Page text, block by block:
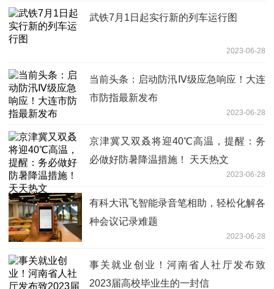
武铁7月1日起实行新的列车运行图
2023-06-28
当前头条：启动防汛Ⅳ级应急响应！大连
市防指最新发布
2023-06-28
京津冀又双叒将迎40℃高温，提醒：务
必做好防暑降温措施！ 天天热文
2023-06-28
有科大讯飞智能录音笔相助，轻松化解各
种会议记录难题
2023-06-28
事关就业创业！河南省人社厅发布致
2023届高校毕业生的一封信